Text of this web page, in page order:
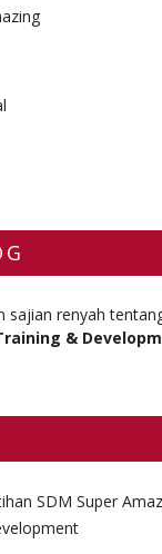
sajian renyah
&
SDM Super